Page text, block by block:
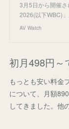
3月5日から開催
2026(以下WBC)
AV Watch
初月498円～
もっとも安い料金
について、月額
してきました。他